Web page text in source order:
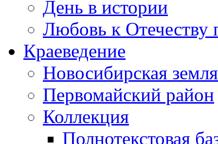
День в истории
Любовь к Отечеству
Краеведение
Новосибирская земля
Первомайский район
Коллекция
Полнотекстовая